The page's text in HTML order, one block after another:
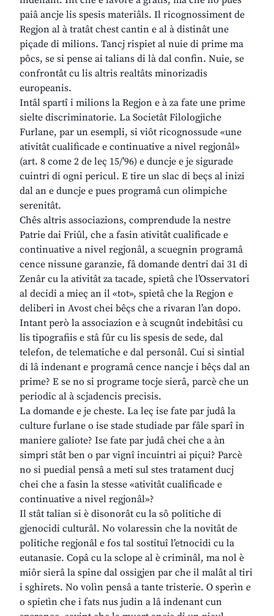
paiâ ancje lis spesis materiâls. Il ricognossiment de
Regjon al à tratât chest cantin e al à distinât une
piçade di milions. Tancj rispiet al nuie di prime ma
pôcs, se si pense ai talians di là dal confin. Nuie, se
confrontât cu lis altris realtâts minorizadis
europeanis.
Intâl spartî i milions la Regjon e à za fate une prime
sielte discriminatorie. La Societât Filologjiche
Furlane, par un esempli, si viôt ricognossude «une
ativitât cualificade e continuative a nivel regjonâl»
(art. 8 come 2 de leç 15/’96) e duncje e je sigurade
cuintri di ogni pericul. E tire un slac di beçs al inizi
dal an e duncje e pues programâ cun olimpiche
serenitât.
Chês altris associazions, comprendude la nestre
Patrie dai Friûl, che a fasin ativitât cualificade e
continuative a nivel regjonâl, a scuegnin programâ
cence nissune garanzie, fâ domande dentri dai 31 di
Zenâr cu la ativitât za tacade, spietâ che l’Osservatori
al decidi a mieç an il «tot», spietâ che la Regjon e
deliberi in Avost chei bêçs che a rivaran l’an dopo.
Intant però la associazion e à scugnût indebitâsi cu
lis tipografiis e stâ fûr cu lis spesis de sede, dal
telefon, de telematiche e dal personâl. Cui si sintial
di lâ indenant e programâ cence nancje i bêçs dal an
prime? E se no si programe tocje sierâ, parcè che un
periodic al à scjadencis precisis.
La domande e je cheste. La leç ise fate par judâ la
culture furlane o ise stade studiade par fâle sparî in
maniere galiote? Ise fate par judâ chei che a àn
simpri stât ben o par vignî incuintri ai piçui? Parcè
no si puedial pensâ a meti sul stes tratament ducj
chei che a fasin la stesse «ativitât cualificade e
continuative a nivel regjonâl»?
Il stât talian si è disonorât cu la sô politiche di
gjenocidi culturâl. No volaressin che la novitât de
politiche regjonâl e fos tal sostituî l’etnocidi cu la
eutanasie. Copâ cu la sclope al è criminâl, ma nol è
miôr sierâ la spine dal ossigjen par che il malât al tiri
i sghirets. No volìn pensâ a tante tristerie. O sperìn e
o spietìn che i fats nus judin a lâ indenant cun